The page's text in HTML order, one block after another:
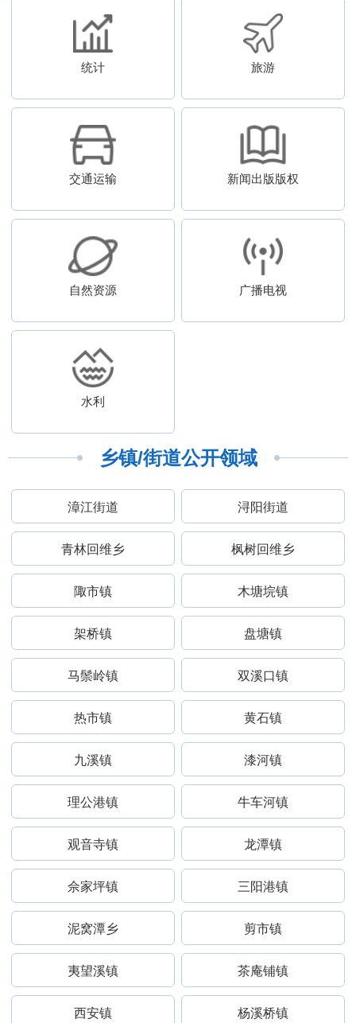
统计 旅游
交通运输 新闻出版版权
自然资源 广播电视
水利
乡镇/街道公开领域
漳江街道 浔阳街道
青林回维乡 枫树回维乡
陬市镇 木塘垸镇
架桥镇 盘塘镇
马鬃岭镇 双溪口镇
热市镇 黄石镇
九溪镇 漆河镇
理公港镇 牛车河镇
观音寺镇 龙潭镇
佘家坪镇 三阳港镇
泥窝潭乡 剪市镇
夷望溪镇 茶庵铺镇
西安镇 杨溪桥镇